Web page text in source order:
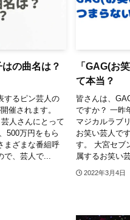
の曲名は？
するピン芸人の
催されます。
人さんにとって
500万円をもら
まざまな番組呼
、芸人で...
「GAG(お
て本当？
皆さんは、
ですか？ 一昨
マジカルラブ
お笑い芸人で
す。 大宮セブ
属するお笑い
2022年3月4日